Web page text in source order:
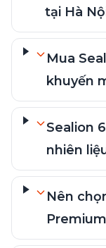
tại Hà
Mua
khuyến
Sealion
nhiên
Nên